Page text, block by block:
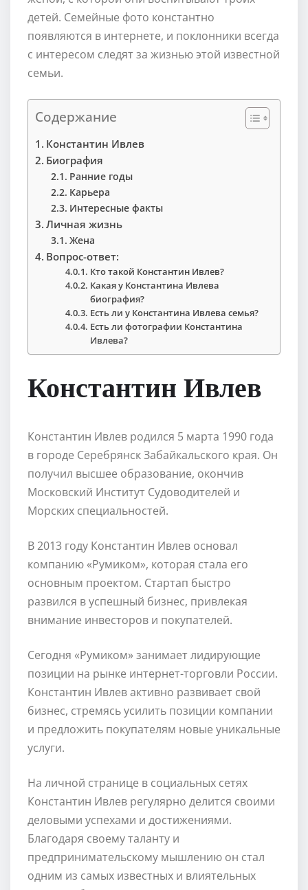
детей. Семейные фото константно
появляются в интернете, и поклонники всегда
с интересом следят за жизнью этой известной
семьи.
Содержание
Константин Ивлев
Биография
Ранние годы
Карьера
Интересные факты
Личная жизнь
Жена
Вопрос-ответ:
Кто такой Константин Ивлев?
Какая у Константина Ивлева
биография?
Есть ли у Константина Ивлева семья?
Есть ли фотографии Константина
Ивлева?
Константин Ивлев
Константин Ивлев родился 5 марта 1990 года
в городе Серебрянск Забайкальского края. Он
получил высшее образование, окончив
Московский Институт Судоводителей и
Морских специальностей.
В 2013 году Константин Ивлев основал
компанию «Румиком», которая стала его
основным проектом. Стартап быстро
развился в успешный бизнес, привлекая
внимание инвесторов и покупателей.
Сегодня «Румиком» занимает лидирующие
позиции на рынке интернет-торговли России.
Константин Ивлев активно развивает свой
бизнес, стремясь усилить позиции компании
и предложить покупателям новые уникальные
услуги.
На личной странице в социальных сетях
Константин Ивлев регулярно делится своими
деловыми успехами и достижениями.
Благодаря своему таланту и
предпринимательскому мышлению он стал
одним из самых известных и влиятельных